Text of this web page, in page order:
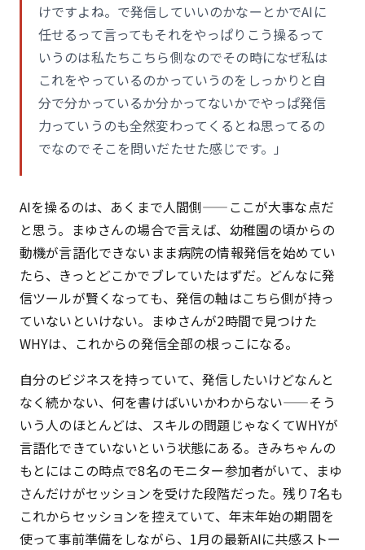
けですよね。で発信していいのかなーとかでAIに
任せるって言ってもそれをやっぱりこう操るって
いうのは私たちこちら側なのでその時になぜ私は
これをやっているのかっていうのをしっかりと自
分で分かっているか分かってないかでやっぱ発信
力っていうのも全然変わってくるとね思ってるの
でなのでそこを問いだたせた感じです。」
AIを操るのは、あくまで人間側——ここが大事な点だ
と思う。まゆさんの場合で言えば、幼稚園の頃からの
動機が言語化できないまま病院の情報発信を始めてい
たら、きっとどこかでブレていたはずだ。どんなに発
信ツールが賢くなっても、発信の軸はこちら側が持っ
ていないといけない。まゆさんが2時間で見つけた
WHYは、これからの発信全部の根っこになる。
自分のビジネスを持っていて、発信したいけどなんと
なく続かない、何を書けばいいかわからない——そう
いう人のほとんどは、スキルの問題じゃなくてWHYが
言語化できていないという状態にある。きみちゃんの
もとにはこの時点で8名のモニター参加者がいて、まゆ
さんだけがセッションを受けた段階だった。残り7名も
これからセッションを控えていて、年末年始の期間を
使って事前準備をしながら、1月の最新AIに共感ストー